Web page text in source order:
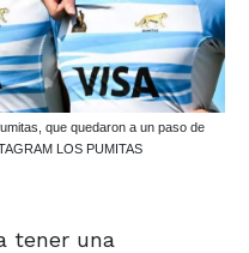
que quedaron a un paso de
LOS PUMITAS
tener una